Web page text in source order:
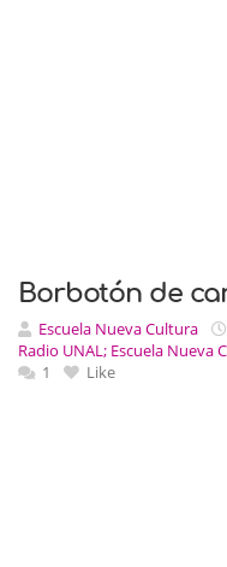
Borbotón de
Escuela Nueva Cultura
Radio UNAL; Escuela
1
Like